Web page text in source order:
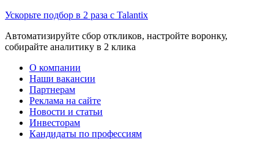
Ускорьте подбор в 2 раза с Talantix
Автоматизируйте сбор откликов, настройте воронку,
собирайте аналитику в 2 клика
О компании
Наши вакансии
Партнерам
Реклама на сайте
Новости и статьи
Инвесторам
Кандидаты по профессиям